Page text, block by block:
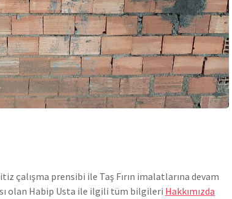
çalışma prensibi ile Taş Fırın imalatlarına devam
olan Habip Usta ile ilgili tüm bilgileri Hakkımızda